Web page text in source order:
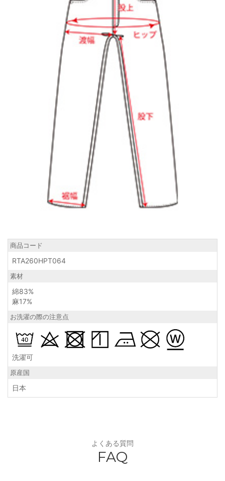
商品コード
RTA260HPT064
素材
綿83%
麻17%
お洗濯の際の注意点
洗濯可
原産国
日本
よくある質問
FAQ